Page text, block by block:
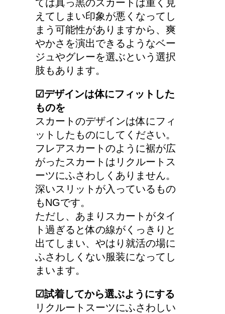
や予兆の3パターン
女装とは違う!!男性のス
カート・ファッションは
勇気がいる！
産婦人科での検診、膣に
指や器具を入れられるっ
て本当？！
ては真っ黒のスカートは重く見
えてしまい印象が悪くなってし
まう可能性がありますから、爽
やかさを演出できるようなベー
ジュやグレーを選ぶという選択
肢もあります。
☑︎デザインは体にフィットした
ものを
スカートのデザインは体にフィ
ットしたものにしてください。
フレアスカートのように裾が広
がったスカートはリクルートス
ーツにふさわしくありません。
深いスリットが入っているもの
もNGです。
ただし、あまりスカートがタイ
ト過ぎると体の線がくっきりと
出てしまい、やはり就活の場に
ふさわしくない服装になってし
まいます。
☑︎試着してから選ぶようにする
リクルートスーツにふさわしい